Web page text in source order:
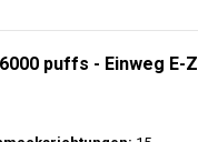
puffs - Einweg